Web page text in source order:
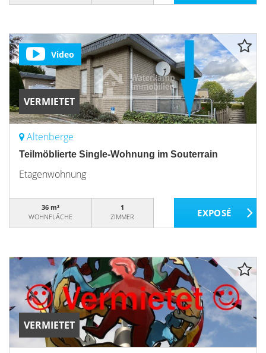
VERMIETET
Video
Altenberge
Teilmöblierte Single-Wohnung im Souterrain
Etagenwohnung
36 m²
WOHNFLÄCHE
1
ZIMMER
VERMIETET